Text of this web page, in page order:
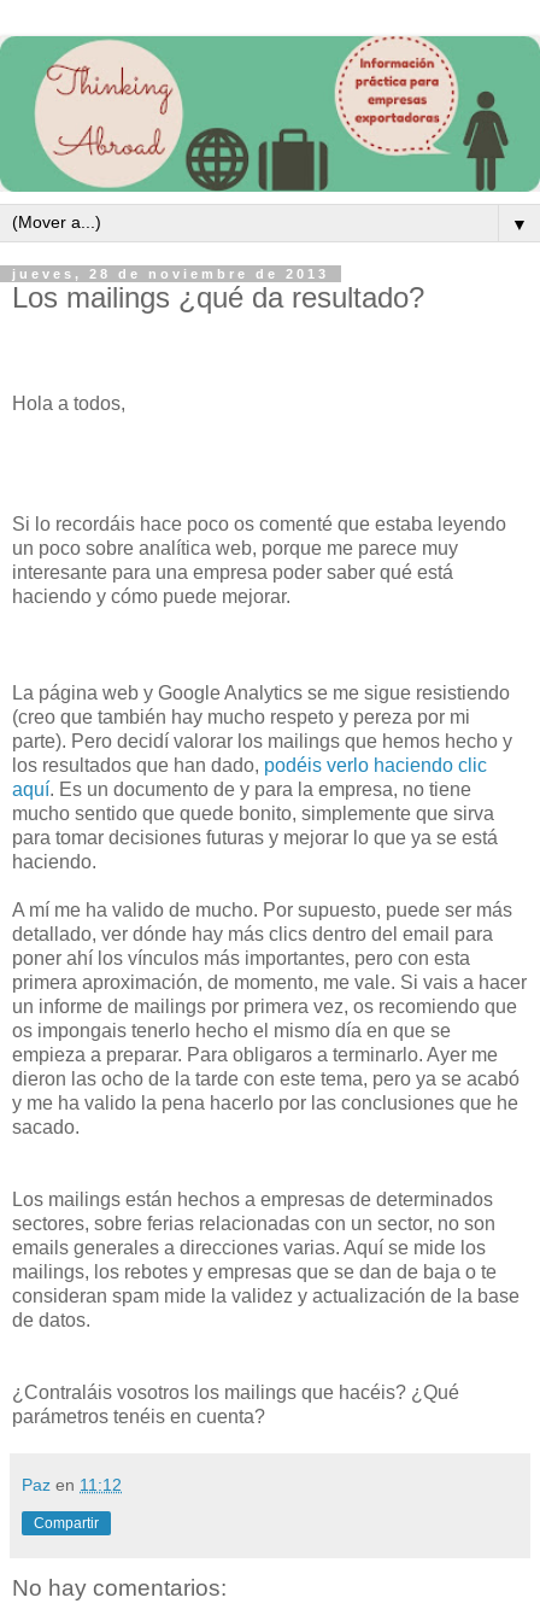
▼
jueves, 28 de noviembre de 2013
Los mailings ¿qué da resultado?
Hola a todos,
Si lo recordáis hace poco os comenté que estaba leyendo
un poco sobre analítica web, porque me parece muy
interesante para una empresa poder saber qué está
haciendo y cómo puede mejorar.
La página web y Google Analytics se me sigue resistiendo
(creo que también hay mucho respeto y pereza por mi
parte). Pero decidí valorar los mailings que hemos hecho y
los resultados que han dado, podéis verlo haciendo clic
aquí. Es un documento de y para la empresa, no tiene
mucho sentido que quede bonito, simplemente que sirva
para tomar decisiones futuras y mejorar lo que ya se está
haciendo.
A mí me ha valido de mucho. Por supuesto, puede ser más
detallado, ver dónde hay más clics dentro del email para
poner ahí los vínculos más importantes, pero con esta
primera aproximación, de momento, me vale. Si vais a hacer
un informe de mailings por primera vez, os recomiendo que
os impongais tenerlo hecho el mismo día en que se
empieza a preparar. Para obligaros a terminarlo. Ayer me
dieron las ocho de la tarde con este tema, pero ya se acabó
y me ha valido la pena hacerlo por las conclusiones que he
sacado.
Los mailings están hechos a empresas de determinados
sectores, sobre ferias relacionadas con un sector, no son
emails generales a direcciones varias. Aquí se mide los
mailings, los rebotes y empresas que se dan de baja o te
consideran spam mide la validez y actualización de la base
de datos.
¿Contraláis vosotros los mailings que hacéis? ¿Qué
parámetros tenéis en cuenta?
Paz en 11:12
Compartir
No hay comentarios: